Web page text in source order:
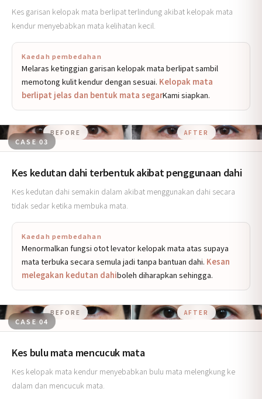
Kes garisan kelopak mata berlipat terlindung akibat kelopak mata
kendur menyebabkan mata kelihatan kecil.
Kaedah pembedahan
Melaras ketinggian garisan kelopak mata berlipat sambil
memotong kulit kendur dengan sesuai. Kelopak mata
berlipat jelas dan bentuk mata segarKami siapkan.
CASE 03
BEFORE AFTER
Kes kedutan dahi terbentuk akibat penggunaan dahi
Kes kedutan dahi semakin dalam akibat menggunakan dahi secara
tidak sedar ketika membuka mata.
Kaedah pembedahan
Menormalkan fungsi otot levator kelopak mata atas supaya
mata terbuka secara semula jadi tanpa bantuan dahi. Kesan
melegakan kedutan dahiboleh diharapkan sehingga.
CASE 04
BEFORE AFTER
Kes bulu mata mencucuk mata
Kes kelopak mata kendur menyebabkan bulu mata melengkung ke
dalam dan mencucuk mata.